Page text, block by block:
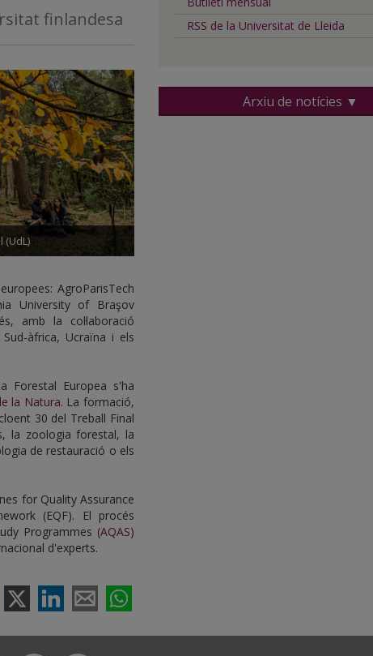
finlandesa
(UdL)
AgroParisTech
University of Braşov
amb la col·laboració
àfrica, Ucraïna i els
Forestal Europea s'ha
la Natura. La formació,
30 del Treball Final
la zoologia forestal, la
de restauració o els
for Quality Assurance
(EQF). El procés
Programmes (AQAS)
d'experts.
RSS de la Universitat de Lleida
Arxiu de notícies ▼